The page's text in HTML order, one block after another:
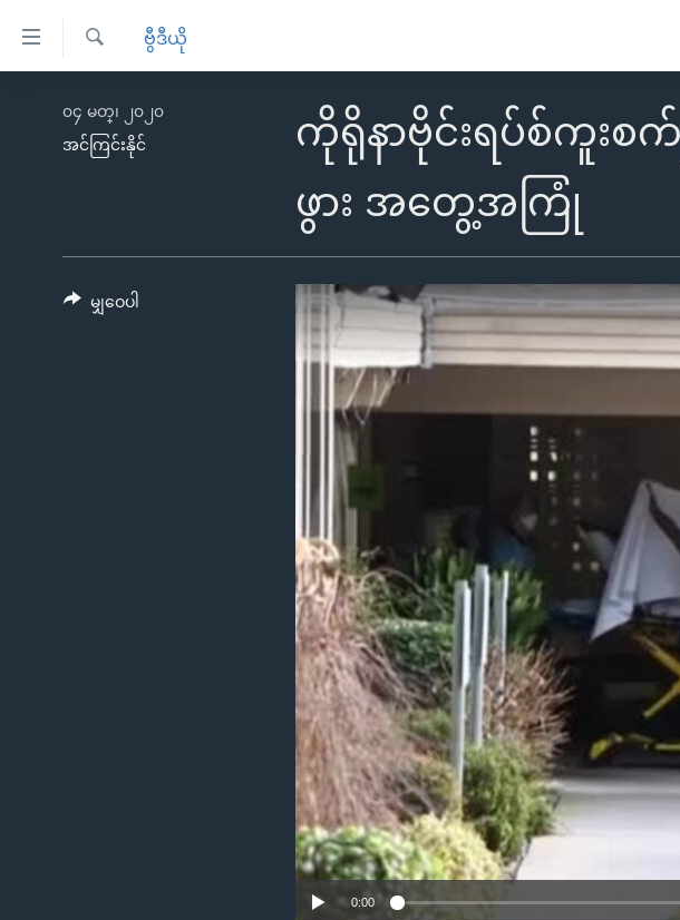
မြန်မာ
အမေရိကန်
တရုတ်
သတင်းလွတ်လပ်ခွင့်
ရပ်ဝန်းတခု လမ်းတခု အလွန်
ရ
လာ
ဗွီဒီယို
ကိုရိုနာဗိုင်းရပ်စ်ကူးစ
ဖွား အတွေ့အကြုံ
၀၄ မတ္၊ ၂၀၂၀
အင်ကြင်းနိုင်
0:00
မျှဝေပါ